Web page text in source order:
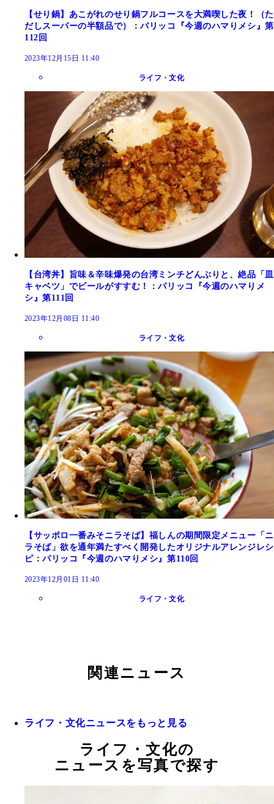
【せり鍋】あこがれのせり鍋フルコースを大満喫した夜！（た
だしスーパーの半額品で）：パリッコ『今週のハマりメシ』第
112回
2023年12月15日 11:40
ライフ・文化
【台湾丼】旨味＆辛味爆発の台湾ミンチどんぶりと、絶品「皿
キャベツ」でビールがすすむ！：パリッコ『今週のハマりメ
シ』第111回
2023年12月08日 11:40
ライフ・文化
【サッポロ一番みそニラそば】福しんの期間限定メニュー「ニ
ラそば」欲を通年満たすべく開発したオリジナルアレンジレシ
ピ：パリッコ『今週のハマりメシ』第110回
2023年12月01日 11:40
ライフ・文化
関連ニュース
ライフ・文化ニュースをもっと見る
ライフ・文化の
ニュースを写真で探す